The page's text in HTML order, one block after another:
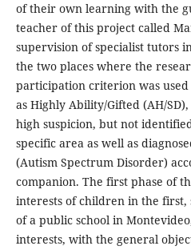
of their own learning with the
teacher of this project called
supervision of specialist tutors
the two places where the
participation criterion was
as Highly Ability/Gifted (AH/
high suspicion, but not
specific area as well as
(Autism Spectrum Disorder)
companion. The first phase of
interests of children in the
of a public school in
interests, with the general